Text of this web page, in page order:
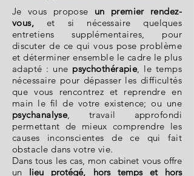
Je vous propose un premier rendez-
vous, et
si nécessaire quelques
entretiens supplémentaires, pour
discuter de ce qui vous pose problème
et déterminer ensemble le cadre le plus
adapté : une psychothérapie, le temps
nécessaire pour dépasser les difficultés
que vous rencontrez et reprendre en
main le fil de votre existence; ou une
psychanalyse, travail approfondi
permettant de mieux comprendre les
causes inconscientes de ce qui fait
obstacle dans votre vie.
Dans tous les cas, mon cabinet vous offre
un lieu protégé, hors temps et hors